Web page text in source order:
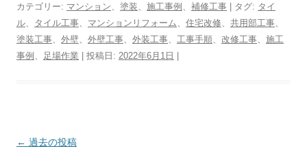
カテゴリー: マンション 塗装 施工事例 補修工事 | タグ: タイ
ル
タイル工事 マンションリフォーム 住宅改修 共用部工事
塗装工事
外壁 外壁工事 外装工事 工事手順 改修工事
施工
事例
足場作業 | 投稿日: 2022年6月1日
投
← 過去の投稿